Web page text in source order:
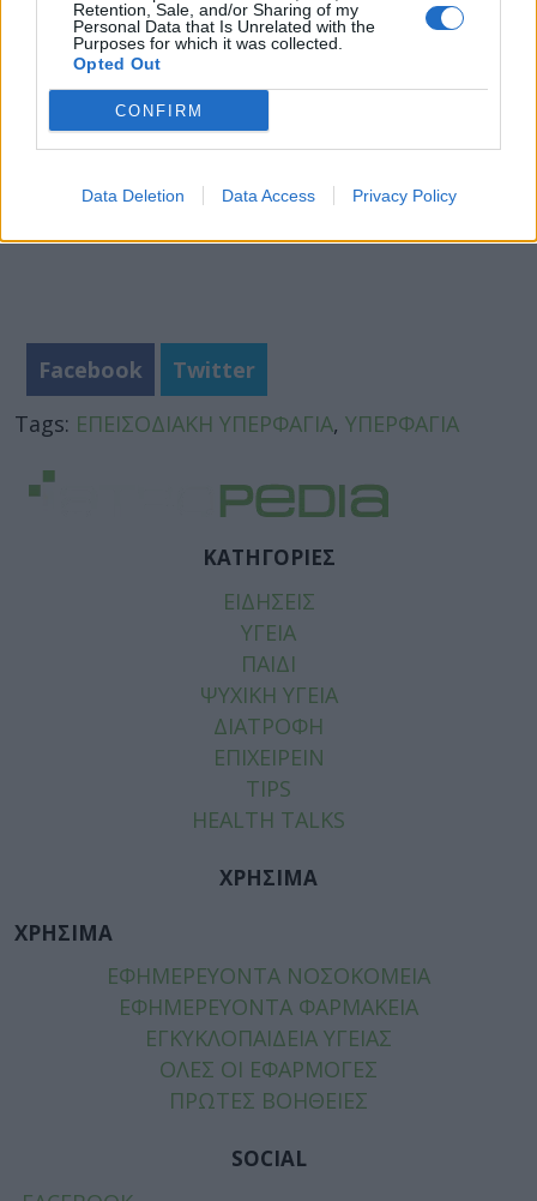
Retention, Sale, and/or Sharing of my
Personal Data that Is Unrelated with the
Purposes for which it was collected.
Opted Out
CONFIRM
Data Deletion Data Access Privacy Policy
Facebook
Twitter
Tags: ΕΠΕΙΣΟΔΙΑΚΗ ΥΠΕΡΦΑΓΙΑ, ΥΠΕΡΦΑΓΙΑ
ΚΑΤΗΓΟΡΙΕΣ
ΕΙΔΗΣΕΙΣ
ΥΓΕΙΑ
ΠΑΙΔΙ
ΨΥΧΙΚΗ ΥΓΕΙΑ
ΔΙΑΤΡΟΦΗ
ΕΠΙΧΕΙΡΕΙΝ
TIPS
HEALTH TALKS
ΧΡΗΣΙΜΑ
ΧΡΗΣΙΜΑ
ΕΦΗΜΕΡΕΥΟΝΤΑ ΝΟΣΟΚΟΜΕΙΑ
ΕΦΗΜΕΡΕΥΟΝΤΑ ΦΑΡΜΑΚΕΙΑ
ΕΓΚΥΚΛΟΠΑΙΔΕΙΑ ΥΓΕΙΑΣ
ΟΛΕΣ ΟΙ ΕΦΑΡΜΟΓΕΣ
ΠΡΩΤΕΣ ΒΟΗΘΕΙΕΣ
SOCIAL